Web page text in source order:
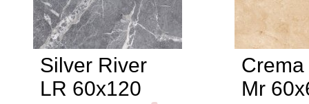
Silver River
LR 60x120
Mr